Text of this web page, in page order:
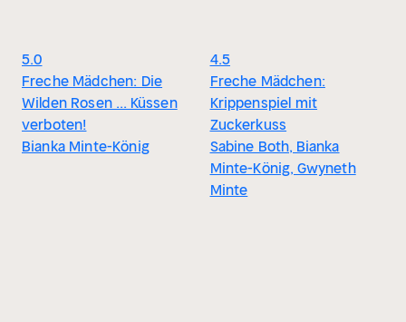
5.0
Freche Mädchen: Die
Wilden Rosen ... Küssen
verboten!
Bianka Minte-König
4.5
Freche Mädchen:
Krippenspiel mit
Zuckerkuss
Sabine Both, Bianka
Minte-König, Gwyneth
Minte